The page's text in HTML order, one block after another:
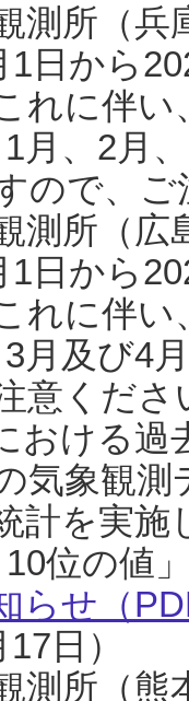
測所（
1日から
れに伴い
月、2月
ので、
測所（
1日から
れに伴い
月及び4
意くだ
おける過
気象観
計を実
位の値
らせ（
日）
測所（熊